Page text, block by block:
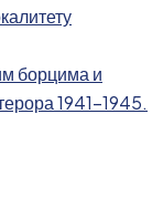
борцима и
1941-1945.